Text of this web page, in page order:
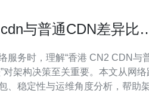
与普通CDN差异比
服务时，理解“香港 CN2 CDN与
对架构决策至关重要。本文从网络
、稳定性与运维角度分析，帮助